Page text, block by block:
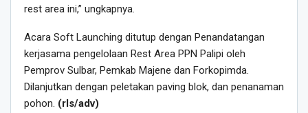
rest area ini,” ungkapnya.
Acara Soft Launching ditutup dengan Penandatangan
kerjasama pengelolaan Rest Area PPN Palipi oleh
Pemprov Sulbar, Pemkab Majene dan Forkopimda.
Dilanjutkan dengan peletakan paving blok, dan penanaman
pohon. (rls/adv)